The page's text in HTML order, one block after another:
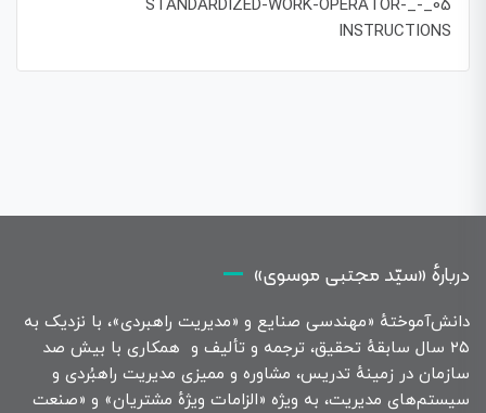
05_-_STANDARDIZED-WORK-OPERATOR-
INSTRUCTIONS
دربارهٔ «سیّد مجتبی موسوی»
دانش‌آموختهٔ «مهندسی صنایع و «مدیریت راهبردی»، با نزدیک به
۲۵ سال سابقهٔ تحقیق، ترجمه و تألیف و همکاری با بیش صد
سازمان در زمینهٔ تدریس، مشاوره و ممیزی مدیریت راهبُردی و
سیستم‌های مدیریت، به ویژه «الزامات ویژهٔ مشتریان» و «صنعت